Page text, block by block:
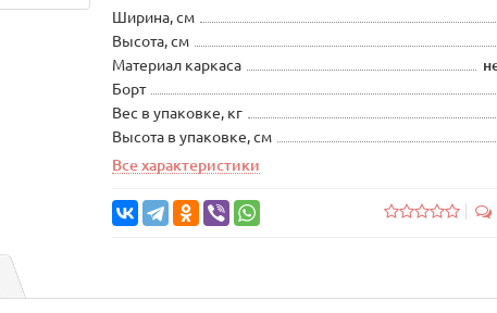
Ширина, см
Высота, см
Материал каркаса
Борт
Вес в упаковке, кг
Высота в упаковке, см
Все характеристики